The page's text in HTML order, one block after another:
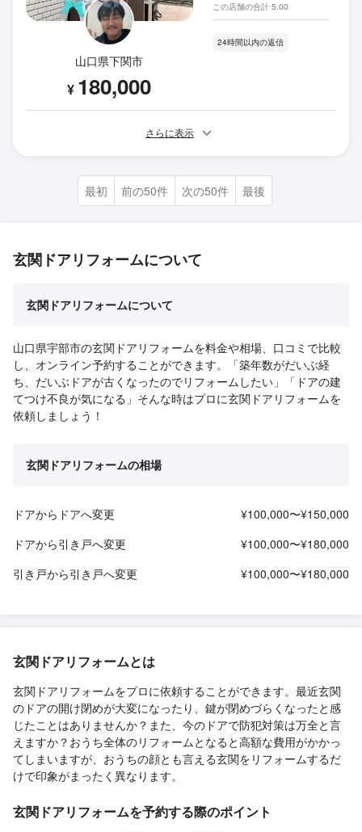
山口県下関市
¥ 180,000
この店舗の合計 5.00
24時間以内の返信
さらに表示
最初 前の50件 次の50件 最後
玄関ドアリフォームについて
玄関ドアリフォームについて
山口県宇部市の玄関ドアリフォームを料金や相場、口コミで比較
し、オンライン予約することができます。「築年数がだいぶ経
ち、だいぶドアが古くなったのでリフォームしたい」「ドアの建
てつけ不良が気になる」そんな時はプロに玄関ドアリフォームを
依頼しましょう！
玄関ドアリフォームの相場
ドアからドアへ変更
¥100,000〜¥150,000
ドアから引き戸へ変更
¥100,000〜¥180,000
引き戸から引き戸へ変更
¥100,000〜¥180,000
玄関ドアリフォームとは
玄関ドアリフォームをプロに依頼することができます。最近玄関
のドアの開け閉めが大変になったり、鍵が閉めづらくなったと感
じたことはありませんか？また、今のドアで防犯対策は万全と言
えますか？おうち全体のリフォームとなると高額な費用がかかっ
てしまいますが、おうちの顔とも言える玄関をリフォームするだ
けで印象がまったく異なります。
玄関ドアリフォームを予約する際のポイント